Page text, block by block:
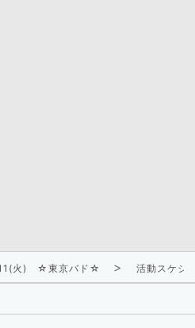
火) ☆東京バド☆ 活動スケジ